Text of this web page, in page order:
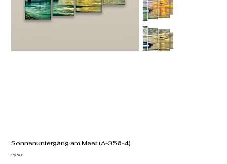
Sonnenuntergang am Meer (A-356-4)
Preis
133,00 €